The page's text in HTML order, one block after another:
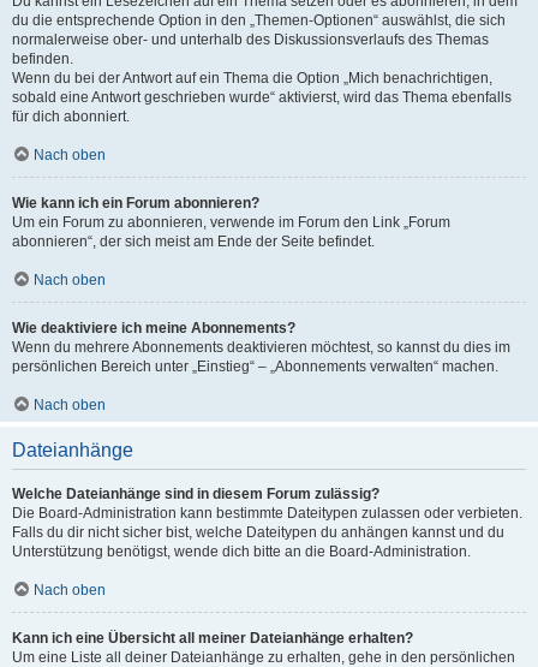
du die entsprechende Option in den „Themen-Optionen“ auswählst, die sich
normalerweise ober- und unterhalb des Diskussionsverlaufs des Themas
befinden.
Wenn du bei der Antwort auf ein Thema die Option „Mich benachrichtigen,
sobald eine Antwort geschrieben wurde“ aktivierst, wird das Thema ebenfalls
für dich abonniert.
Nach oben
Wie kann ich ein Forum abonnieren?
Um ein Forum zu abonnieren, verwende im Forum den Link „Forum
abonnieren“, der sich meist am Ende der Seite befindet.
Nach oben
Wie deaktiviere ich meine Abonnements?
Wenn du mehrere Abonnements deaktivieren möchtest, so kannst du dies im
persönlichen Bereich unter „Einstieg“ – „Abonnements verwalten“ machen.
Nach oben
Dateianhänge
Welche Dateianhänge sind in diesem Forum zulässig?
Die Board-Administration kann bestimmte Dateitypen zulassen oder verbieten.
Falls du dir nicht sicher bist, welche Dateitypen du anhängen kannst und du
Unterstützung benötigst, wende dich bitte an die Board-Administration.
Nach oben
Kann ich eine Übersicht all meiner Dateianhänge erhalten?
Um eine Liste all deiner Dateianhänge zu erhalten, gehe in den persönlichen